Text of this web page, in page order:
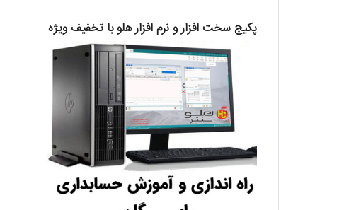
پکیج سخت افزار و نرم افزار هلو با تخفیف ویژه